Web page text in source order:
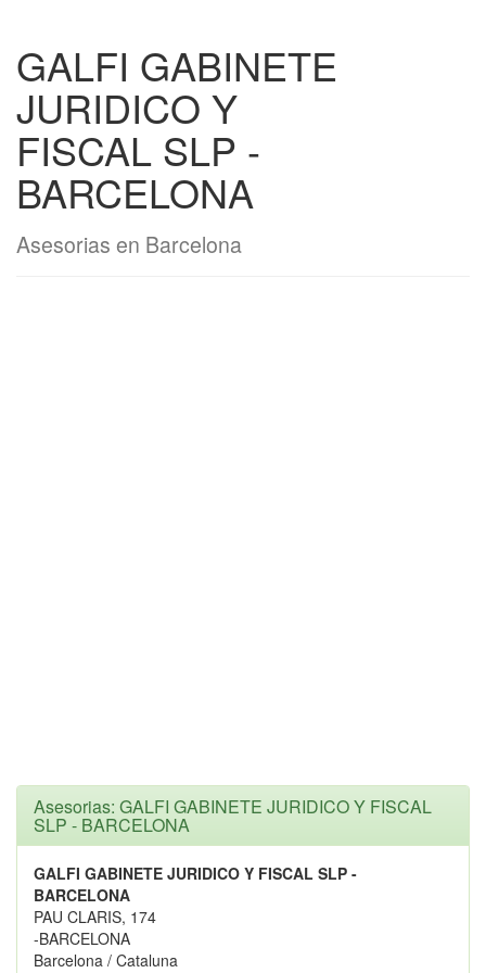
GALFI GABINETE
JURIDICO Y
FISCAL SLP -
BARCELONA
Asesorias en Barcelona
Asesorias: GALFI GABINETE JURIDICO Y FISCAL
SLP - BARCELONA
GALFI GABINETE JURIDICO Y FISCAL SLP -
BARCELONA
PAU CLARIS, 174
-BARCELONA
Barcelona / Cataluna